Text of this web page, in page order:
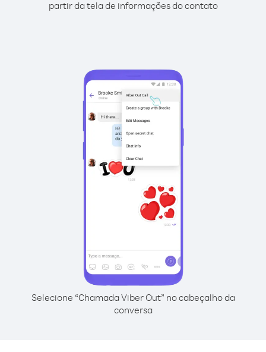
partir da tela de informações do contato
Selecione “Chamada Viber Out” no cabeçalho da
conversa